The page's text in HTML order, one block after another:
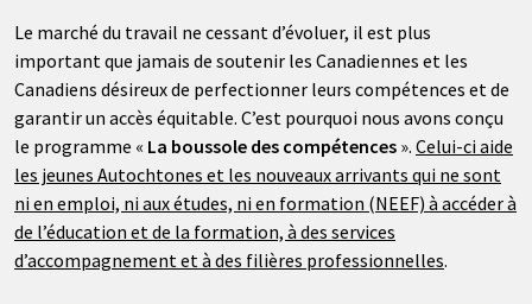
Le marché du travail ne cessant d’évoluer, il est plus
important que jamais de soutenir les Canadiennes et les
Canadiens désireux de perfectionner leurs compétences et de
garantir un accès équitable. C’est pourquoi nous avons conçu
le programme « La boussole des compétences ». Celui-ci aide
les jeunes Autochtones et les nouveaux arrivants qui ne sont
ni en emploi, ni aux études, ni en formation (NEEF) à accéder à
de l’éducation et de la formation, à des services
d’accompagnement et à des filières professionnelles.